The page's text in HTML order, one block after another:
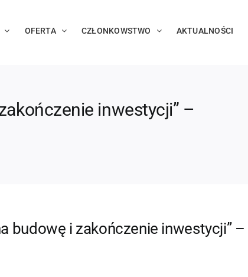
OFERTA CZŁONKOWSTWO AKTUALNOŚCI
inwestycji” –
budowę i zakończenie inwestycji” –